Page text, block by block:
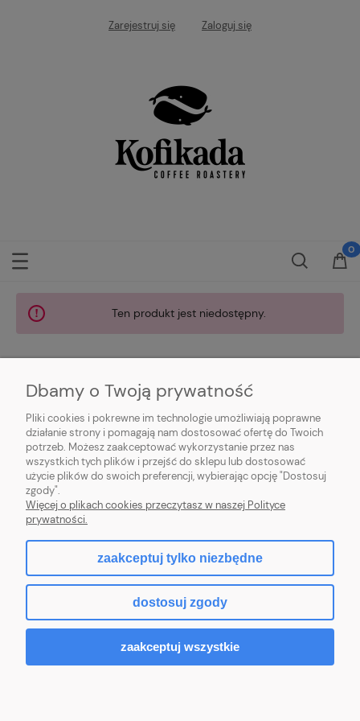
Zarejestruj się Zaloguj się
Ten produkt jest niedostępny.
POMOC
SOCIAL MEDIA
Sklep internetowy Shoper.pl
Dbamy o Twoją prywatność
Pliki cookies i pokrewne im technologie umożliwiają poprawne
działanie strony i pomagają nam dostosować ofertę do Twoich
potrzeb. Możesz zaakceptować wykorzystanie przez nas
wszystkich tych plików i przejść do sklepu lub dostosować
użycie plików do swoich preferencji, wybierając opcję "Dostosuj
zgody".
Więcej o plikach cookies przeczytasz w naszej Polityce
prywatności.
zaakceptuj tylko niezbędne
dostosuj zgody
zaakceptuj wszystkie